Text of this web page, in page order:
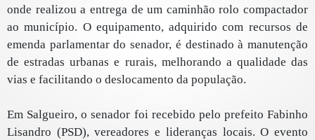
onde realizou a entrega de um caminhão rolo compactador
ao município. O equipamento, adquirido com recursos de
emenda parlamentar do senador, é destinado à manutenção
de estradas urbanas e rurais, melhorando a qualidade das
vias e facilitando o deslocamento da população.
Em Salgueiro, o senador foi recebido pelo prefeito Fabinho
Lisandro (PSD), vereadores e lideranças locais. O evento